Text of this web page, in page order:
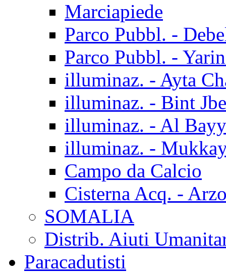
Marciapiede
Parco Pubbl. -
Parco Pubbl. -
illuminaz. - Ayta
illuminaz. - Bint
illuminaz. - Al
illuminaz. -
Campo da Calcio
Cisterna Acq. -
SOMALIA
Distrib. Aiuti
Paracadutisti